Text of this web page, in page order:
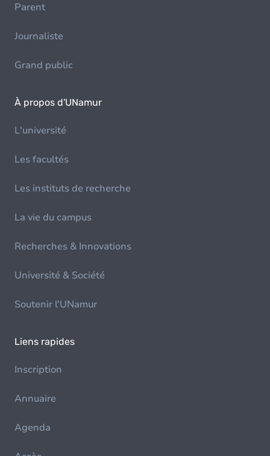
Parent
Journaliste
Grand public
À propos d'UNamur
L'université
Les facultés
Les instituts de recherche
La vie du campus
Recherches & Innovations
Université & Société
Soutenir l'UNamur
Liens rapides
Inscription
Annuaire
Agenda